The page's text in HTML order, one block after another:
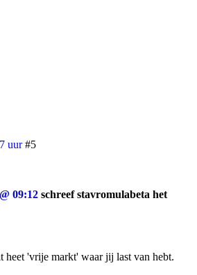
uur #5
09:12 schreef stavromulabeta het
heet 'vrije markt' waar jij last van hebt.